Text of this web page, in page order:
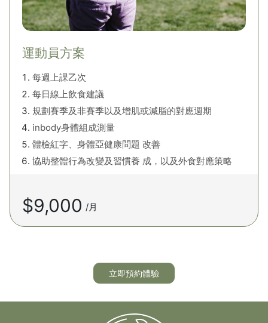
運動員方案
每週上課乙次
每日線上飲食建議
規劃賽季及非賽季以及增肌或減脂的對應週期
inbody身體組成測量
體檢紅字、身體亞健康問題 改善
協助整體行為改變及習慣養 成，以及外食對應策略
$9,000 /月
立即預約體驗